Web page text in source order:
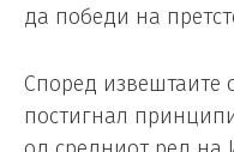
да победи на
Според извештаите
постигнал